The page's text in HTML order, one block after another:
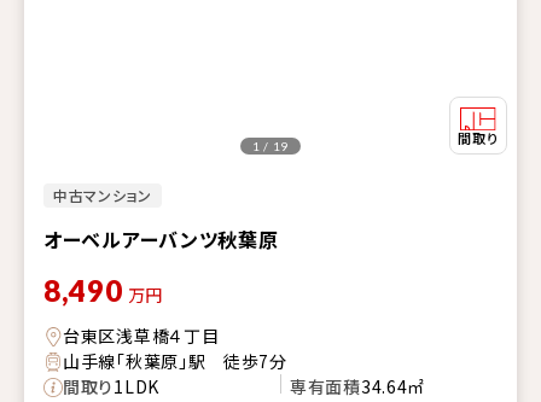
中古マンション
オーベルアーバンツ秋葉原
1 / 19
8,490 万円
台東区浅草橋４丁目
山手線「秋葉原」駅 徒歩7分
間取り1LDK 専有面積34.64㎡